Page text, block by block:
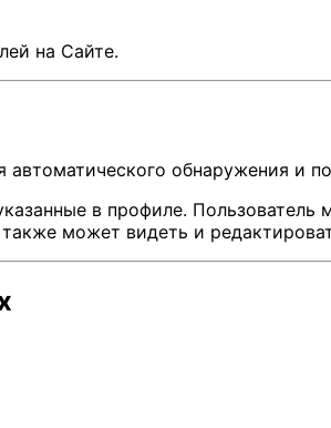
на Сайте.
обнаружения и
в профиле.
может видеть и